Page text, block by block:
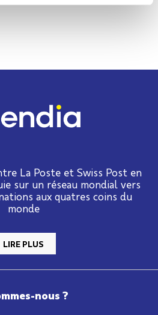
La Poste et Swiss Post en
sur un réseau mondial vers
aux quatres coins du
monde
LIRE PLUS
nous ?